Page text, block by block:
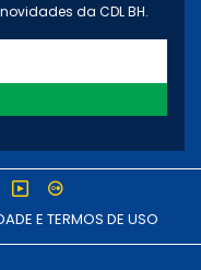
da CDL BH.
E TERMOS DE USO